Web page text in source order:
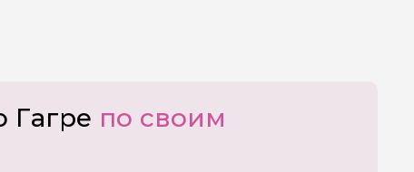
Гагре по своим